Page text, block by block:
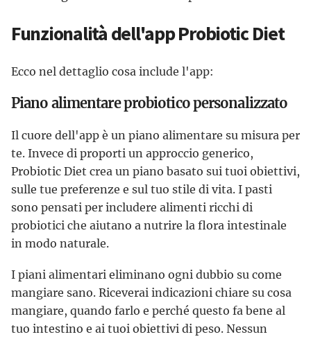
Funzionalità dell'app Probiotic Diet
Ecco nel dettaglio cosa include l'app:
Piano alimentare probiotico personalizzato
Il cuore dell'app è un piano alimentare su misura per
te. Invece di proporti un approccio generico,
Probiotic Diet crea un piano basato sui tuoi obiettivi,
sulle tue preferenze e sul tuo stile di vita. I pasti
sono pensati per includere alimenti ricchi di
probiotici che aiutano a nutrire la flora intestinale
in modo naturale.
I piani alimentari eliminano ogni dubbio su come
mangiare sano. Riceverai indicazioni chiare su cosa
mangiare, quando farlo e perché questo fa bene al
tuo intestino e ai tuoi obiettivi di peso. Nessun